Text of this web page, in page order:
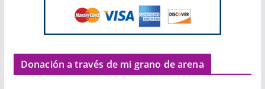
Donación a través de mi grano de arena